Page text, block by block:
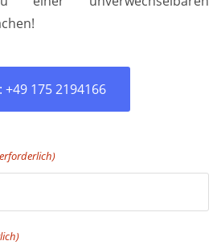
+49 175 2194166